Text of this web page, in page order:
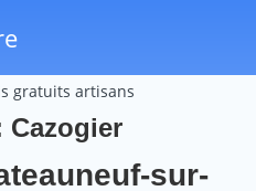
gratuits artisans
Cazogier
sur-